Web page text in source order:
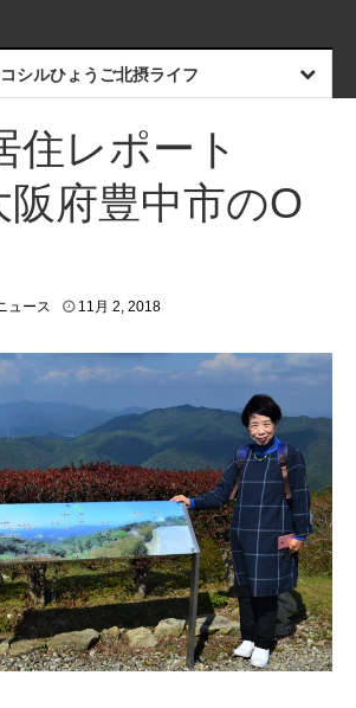
シルひょうご北摂ライフ
住レポート
阪府豊中市のO
ュース 11月 2, 20184
,
2
2
1